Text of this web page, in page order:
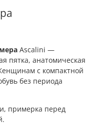
Ascalini —
пятка, анатомическая
с компактной
без периода
примерка перед